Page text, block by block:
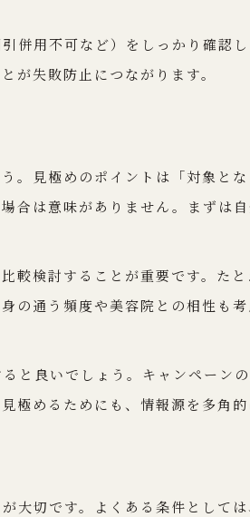
活かす
賢く貯める
用術
併用不可など）をしっかり確認
が失敗防止につながります。
。見極めのポイントは「対象と
合は意味がありません。まずは
較検討することが重要です。た
の通う頻度や美容院との相性も
と良いでしょう。キャンペーン
めるためにも、情報源を多角的
大切です。よくある条件として